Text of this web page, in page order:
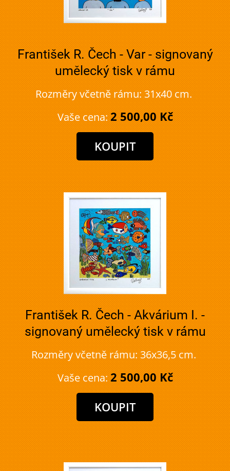
František R. Čech - Var - signovaný
umělecký tisk v rámu
Rozměry včetně rámu: 31x40 cm.
Vaše cena: 2 500,00 Kč
František R. Čech - Akvárium I. -
signovaný umělecký tisk v rámu
Rozměry včetně rámu: 36x36,5 cm.
Vaše cena: 2 500,00 Kč